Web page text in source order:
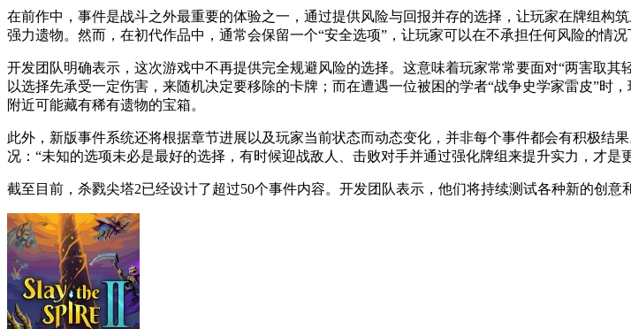
在前作中，事件是战斗之外最重要的体验之一，通过提供风险与回报并存的选择，让玩家在牌组构
强力遗物。然而，在初代作品中，通常会保留一个“安全选项”，让玩家可以在不承担任何风险的情
开发团队明确表示，这次游戏中不再提供完全规避风险的选择。这意味着玩家常常要面对“两害取
以选择先承受一定伤害，来随机决定要移除的卡牌；而在遭遇一位被困的学者“战争史学家雷皮”时
附近可能藏有稀有遗物的宝箱。
此外，新版事件系统还将根据章节进展以及玩家当前状态而动态变化，并非每个事件都会有积极
况：“未知的选项未必是最好的选择，有时候迎战敌人、击败对手并通过强化牌组来提升实力，才是
截至目前，杀戮尖塔2已经设计了超过50个事件内容。开发团队表示，他们将持续测试各种新的创